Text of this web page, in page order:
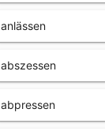
anlässen
abszessen
abpressen